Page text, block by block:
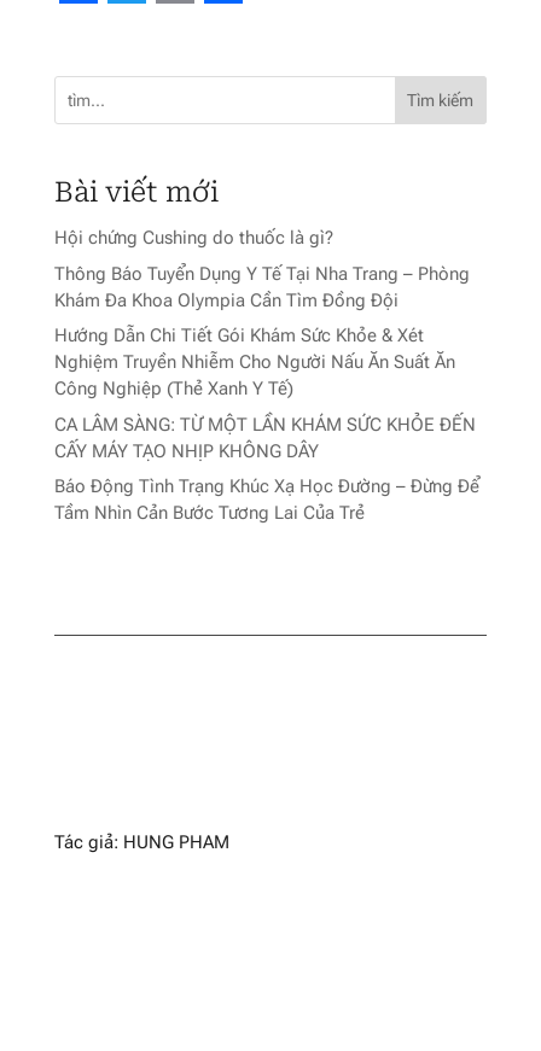
Tìm kiếm
Bài viết mới
Hội chứng Cushing do thuốc là gì?
Thông Báo Tuyển Dụng Y Tế Tại Nha Trang – Phòng
Khám Đa Khoa Olympia Cần Tìm Đồng Đội
Hướng Dẫn Chi Tiết Gói Khám Sức Khỏe & Xét
Nghiệm Truyền Nhiễm Cho Người Nấu Ăn Suất Ăn
Công Nghiệp (Thẻ Xanh Y Tế)
CA LÂM SÀNG: TỪ MỘT LẦN KHÁM SỨC KHỎE ĐẾN
CẤY MÁY TẠO NHỊP KHÔNG DÂY
Báo Động Tình Trạng Khúc Xạ Học Đường – Đừng Để
Tầm Nhìn Cản Bước Tương Lai Của Trẻ
Tác giả: HUNG PHAM